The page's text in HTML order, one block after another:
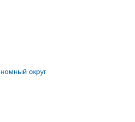
округ